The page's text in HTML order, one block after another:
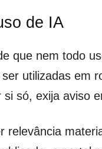
de IA
que nem todo
utilizadas em
só, exija aviso
relevância